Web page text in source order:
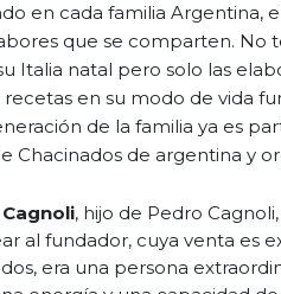
en cada familia Argentina,
que se comparten.
Italia natal pero solo las
en su modo de vida
de la familia ya es
Chacinados de argentina y
, hijo de Pedro
al fundador, cuya venta es
era una persona